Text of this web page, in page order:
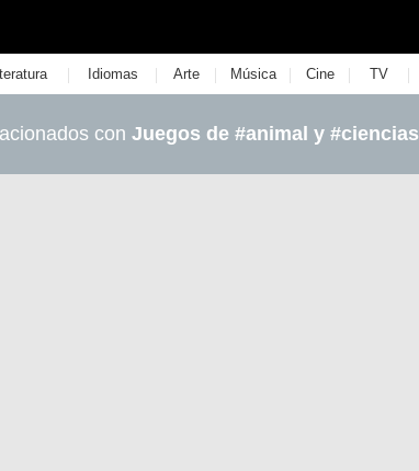
| Idiomas | Arte | Música | Cine | TV |
con Juegos de #animal y #ciencias